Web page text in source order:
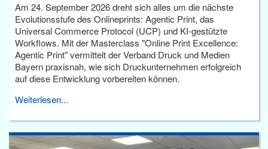
Am 24. September 2026 dreht sich alles um die nächste
Evolutionsstufe des Onlineprints: Agentic Print, das
Universal Commerce Protocol (UCP) und KI-gestützte
Workflows. Mit der Masterclass "Online Print Excellence:
Agentic Print" vermittelt der Verband Druck und Medien
Bayern praxisnah, wie sich Druckunternehmen erfolgreich
auf diese Entwicklung vorbereiten können.
Weiterlesen...